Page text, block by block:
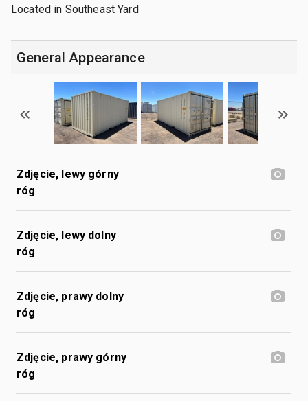
Located in Southeast Yard
General Appearance
Zdjęcie, lewy górny
róg
Zdjęcie, lewy dolny
róg
Zdjęcie, prawy dolny
róg
Zdjęcie, prawy górny
róg